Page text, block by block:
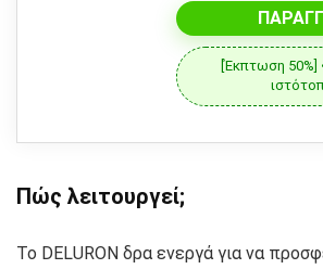
[Έκπτωση 50%]
Πώς λειτουργεί;
Το DELURON δρα ενεργά για να